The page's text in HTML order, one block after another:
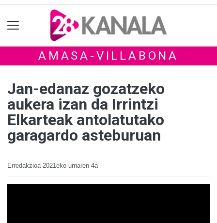
AMASA-VILLABONA
Jan-edanaz gozatzeko
aukera izan da Irrintzi
Elkarteak antolatutako
garagardo asteburuan
Erredakzioa 2021eko urriaren 4a